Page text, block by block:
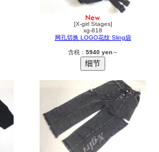
[X-girl Stages]
xg-818
网孔切换 LOGO花纹 Sling袋
含税： 5940 yen～